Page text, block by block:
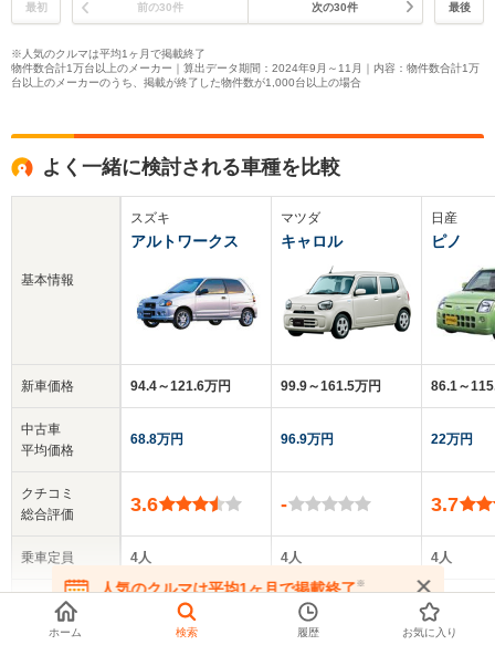
最初 前の30件 次の30件 最後
※人気のクルマは平均1ヶ月で掲載終了
物件数合計1万台以上のメーカー｜算出データ期間：2024年9月～11月｜内容：物件数合計1万
台以上のメーカーのうち、掲載が終了した物件数が1,000台以上の場合
よく一緒に検討される車種を比較
基本情報
新車価格
中古車
平均価格
クチコミ
総合評価
乗車定員
スズキ
アルトワークス
94.4～121.6万円
68.8万円
3.6
4人
3～5ドア
マツダ
キャロル
99.9～161.5万円
96.9万円
-
4人
5ドア
日産
ピノ
86.1～
22万円
3.7
4人
5ドア
▼
全てを表示する
人気のクルマは平均1ヶ月で掲載終了※
在庫が無くなる前にお問い合わせください
ホーム 検索 履歴 お気に入り